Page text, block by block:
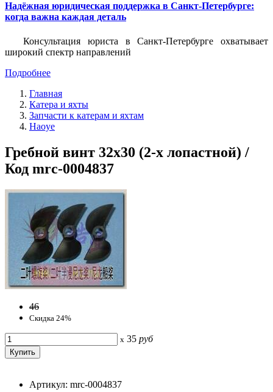
Надёжная юридическая поддержка в Санкт-Петербурге:
когда важна каждая деталь
Консультация юриста в Санкт-Петербурге охватывает
широкий спектр направлений
Подробнее
Главная
Катера и яхты
Запчасти к катерам и яхтам
Haoye
Гребной винт 32x30 (2-х лопастной) /
Код mrc-0004837
46
Скидка 24%
x 35 руб
Артикул: mrc-0004837